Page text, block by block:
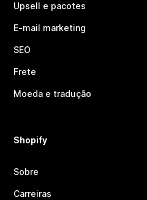
Upsell e pacotes
E-mail marketing
SEO
Frete
Moeda e tradução
Shopify
Sobre
Carreiras